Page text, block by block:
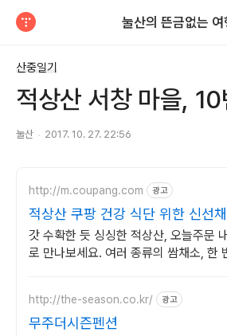
눌산의 뜬금없는 여
산중일기
적상산 서창 마을,
눌산 2017. 10. 27. 22:56
http://m.coupang.com 광고
적상산 쿠팡 건강 식단 위한 신선
갓 수확한 듯 싱싱한 적상산, 오늘주문
로 만나보세요. 여러 종류의 쌈채소, 한
http://the-season.co.kr/ 광고
무주더시즌펜션